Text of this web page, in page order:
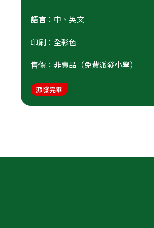
語言：中、英文
印刷：全彩色
售價：非賣品（免費派發小學）
派發完畢